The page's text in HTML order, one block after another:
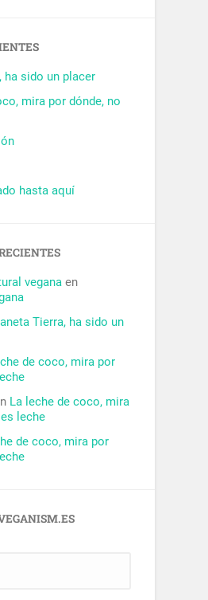
ha sido un placer
mira por dónde, no
hasta aquí
vegana en
Tierra, ha sido un
de coco, mira por
La leche de coco, mira
leche
de coco, mira por